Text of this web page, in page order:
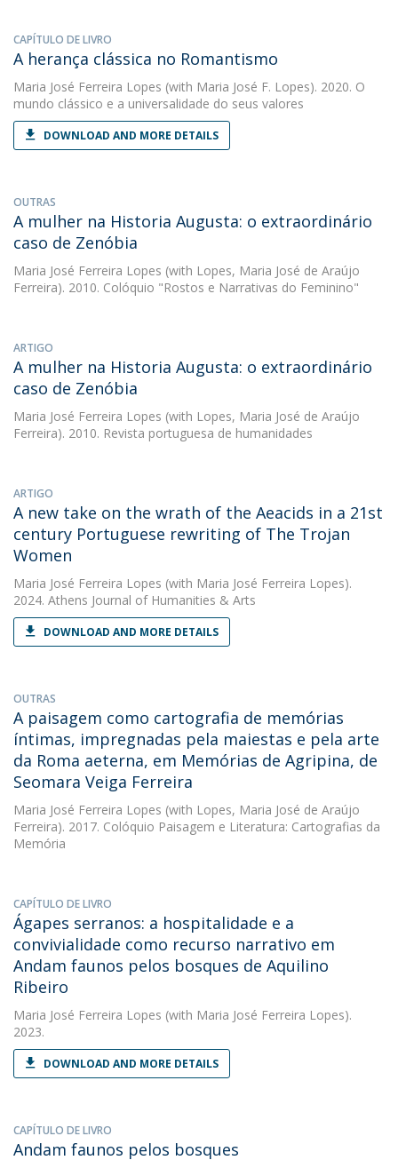
CAPÍTULO DE LIVRO
A herança clássica no Romantismo
Maria José Ferreira Lopes (with Maria José F. Lopes). 2020. O
mundo clássico e a universalidade do seus valores
DOWNLOAD AND MORE DETAILS
OUTRAS
A mulher na Historia Augusta: o extraordinário
caso de Zenóbia
Maria José Ferreira Lopes (with Lopes, Maria José de Araújo
Ferreira). 2010. Colóquio "Rostos e Narrativas do Feminino"
ARTIGO
A mulher na Historia Augusta: o extraordinário
caso de Zenóbia
Maria José Ferreira Lopes (with Lopes, Maria José de Araújo
Ferreira). 2010. Revista portuguesa de humanidades
ARTIGO
A new take on the wrath of the Aeacids in a 21st
century Portuguese rewriting of The Trojan
Women
Maria José Ferreira Lopes (with Maria José Ferreira Lopes).
2024. Athens Journal of Humanities & Arts
DOWNLOAD AND MORE DETAILS
OUTRAS
A paisagem como cartografia de memórias
íntimas, impregnadas pela maiestas e pela arte
da Roma aeterna, em Memórias de Agripina, de
Seomara Veiga Ferreira
Maria José Ferreira Lopes (with Lopes, Maria José de Araújo
Ferreira). 2017. Colóquio Paisagem e Literatura: Cartografias da
Memória
CAPÍTULO DE LIVRO
Ágapes serranos: a hospitalidade e a
convivialidade como recurso narrativo em
Andam faunos pelos bosques de Aquilino
Ribeiro
Maria José Ferreira Lopes (with Maria José Ferreira Lopes).
2023.
DOWNLOAD AND MORE DETAILS
CAPÍTULO DE LIVRO
Andam faunos pelos bosques